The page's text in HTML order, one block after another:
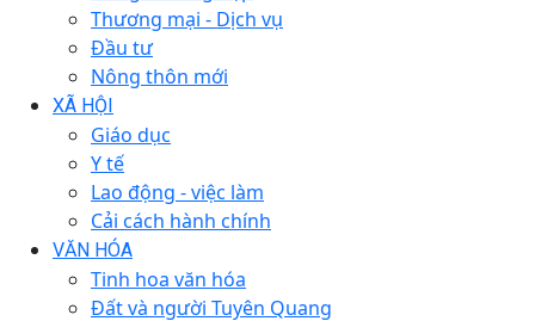
Thương mại - Dịch vụ
Đầu tư
Nông thôn mới
XÃ HỘI
Giáo dục
Y tế
Lao động - việc làm
Cải cách hành chính
VĂN HÓA
Tinh hoa văn hóa
Đất và người Tuyên Quang